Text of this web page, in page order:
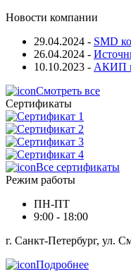
Новости компании
29.04.2024 - SMD
26.04.2024 -
10.10.2023 - АКИП
Смотреть все
Сертификаты
Все сертификаты
Режим работы
ПН-ПТ
9:00 - 18:00
г. Санкт-Петербург, ул.
Подробнее